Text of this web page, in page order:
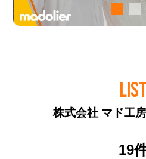
LIST
株式会社 マド工
19